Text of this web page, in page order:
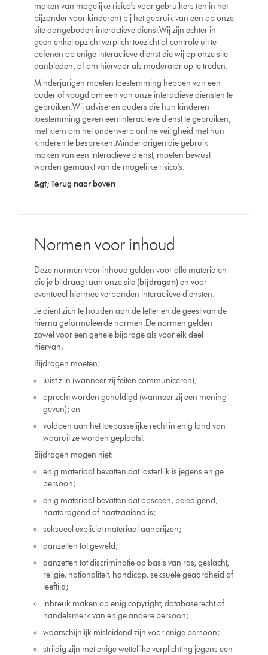
maken van mogelijke risico's voor gebruikers (en in het
bijzonder voor kinderen) bij het gebruik van een op onze
site aangeboden interactieve dienst.Wij zijn echter in
geen enkel opzicht verplicht toezicht of controle uit te
oefenen op enige interactieve dienst die wij op onze site
aanbieden, of om hiervoor als moderator op te treden.
Minderjarigen moeten toestemming hebben van een
ouder of voogd om een van onze interactieve diensten te
gebruiken.Wij adviseren ouders die hun kinderen
toestemming geven een interactieve dienst te gebruiken,
met klem om het onderwerp online veiligheid met hun
kinderen te bespreken.Minderjarigen die gebruik
maken van een interactieve dienst, moeten bewust
worden gemaakt van de mogelijke risico's.
&gt; Terug naar boven
Normen voor inhoud
Deze normen voor inhoud gelden voor alle materialen
die je bijdraagt aan onze site (bijdragen) en voor
eventueel hiermee verbonden interactieve diensten.
Je dient zich te houden aan de letter en de geest van de
hierna geformuleerde normen.De normen gelden
zowel voor een gehele bijdrage als voor elk deel
hiervan.
Bijdragen moeten:
juist zijn (wanneer zij feiten communiceren);
oprecht worden gehuldigd (wanneer zij een mening
geven); en
voldoen aan het toepasselijke recht in enig land van
waaruit ze worden geplaatst.
Bijdragen mogen niet:
enig materiaal bevatten dat lasterlijk is jegens enige
persoon;
enig materiaal bevatten dat obsceen, beledigend,
haatdragend of haatzaaiend is;
seksueel expliciet materiaal aanprijzen;
aanzetten tot geweld;
aanzetten tot discriminatie op basis van ras, geslacht,
religie, nationaliteit, handicap, seksuele geaardheid of
leeftijd;
inbreuk maken op enig copyright, databaserecht of
handelsmerk van enige andere persoon;
waarschijnlijk misleidend zijn voor enige persoon;
strijdig zijn met enige wettelijke verplichting jegens een